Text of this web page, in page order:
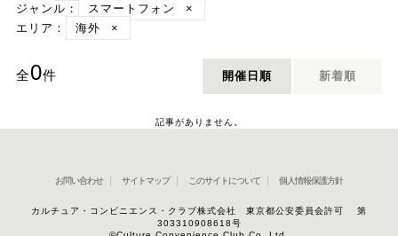
ジャンル：
スマートフォン
×
エリア：
海外 ×
全0件 開催日順 新着順
記事がありません。
お問い合わせ サイトマップ このサイトについて 個人情報保護方針
カルチュア・コンビニエンス・クラブ株式会社 東京都公安委員会許可 第
303310908618号